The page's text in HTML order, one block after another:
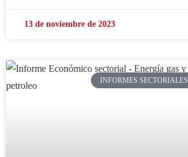
13 de noviembre de 2023
INFORMES SECTORIALES